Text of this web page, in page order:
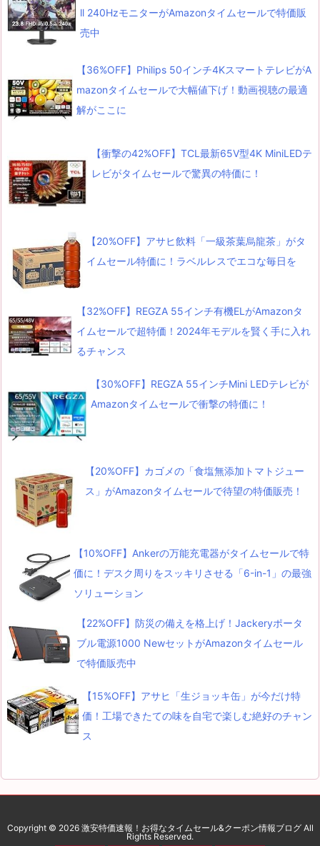
ll 240HzモニターがAmazonタイムセールで特価販
売中
【36%OFF】Philips 50インチ4KスマートテレビがA
mazonタイムセールで大幅値下げ！動画視聴の最適
解がここに
【衝撃の42%OFF】TCL最新65V型4K MiniLEDテ
レビがタイムセールで驚異の特価に！
【20%OFF】アサヒ飲料「一級茶葉烏龍茶」がタ
イムセール特価に！ラベルレスでエコな毎日を
【32%OFF】REGZA 55インチ有機ELがAmazonタ
イムセールで超特価！2024年モデルを賢く手に入れ
るチャンス
【30%OFF】REGZA 55インチMini LEDテレビが
Amazonタイムセールで衝撃の特価に！
【20%OFF】カゴメの「食塩無添加トマトジュー
ス」がAmazonタイムセールで待望の特価販売！
【10%OFF】Ankerの万能充電器がタイムセールで特
価に！デスク周りをスッキリさせる「6-in-1」の最強
ソリューション
【22%OFF】防災の備えを格上げ！Jackeryポータ
ブル電源1000 NewセットがAmazonタイムセール
で特価販売中
【15%OFF】アサヒ「生ジョッキ缶」が今だけ特
価！工場できたての味を自宅で楽しむ絶好のチャン
ス
Copyright © 2026 激安特価速報！お得なタイムセール&クーポン情報ブログAll
Rights Reserved.